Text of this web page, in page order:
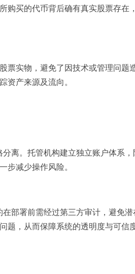
购买的代币背后确有真实股票存在
票实物，避免了因技术或管理问题
资产来源及流向。
离。托管机构建立独立账户体系
步减少操作风险。
部署前需经过第三方审计，避免
题，从而保障系统的透明度与可信度